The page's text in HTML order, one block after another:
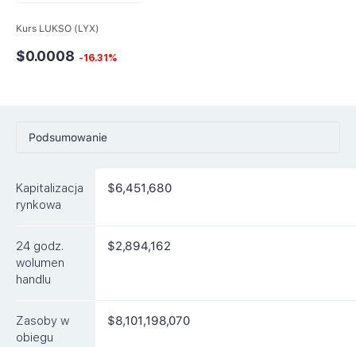
Kurs LUKSO (LYX)
$0.0008 -16.31%
Podsumowanie
Rynki
FAQ
Kapitalizacja
rynkowa
$6,451,680
24 godz.
wolumen
handlu
$2,894,162
Zasoby w
obiegu
$8,101,198,070